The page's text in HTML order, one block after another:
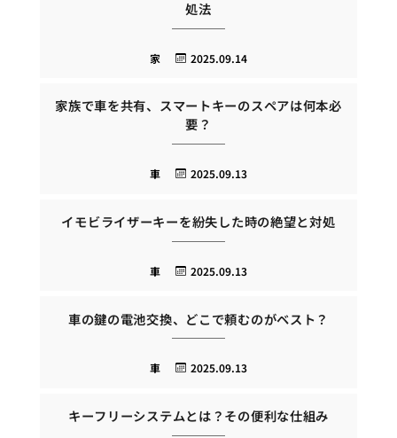
処法
2025.09.14
家
家族で車を共有、スマートキーのスペアは何本必
要？
2025.09.13
車
イモビライザーキーを紛失した時の絶望と対処
2025.09.13
車
車の鍵の電池交換、どこで頼むのがベスト？
2025.09.13
車
キーフリーシステムとは？その便利な仕組み